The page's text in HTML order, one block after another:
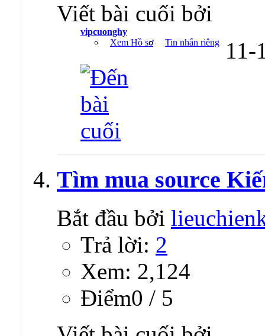
Viết bài cuối bởi
vipcuonghy
Xem Hồ sơ
Tin nhắn riêng 11-
Tìm mua source
Bắt đầu bởi
Trả lời: 2
Xem: 2,124
Ðiểm0 / 5